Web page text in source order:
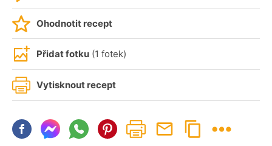
Ohodnotit recept
Přidat fotku (1 fotek)
Vytisknout recept